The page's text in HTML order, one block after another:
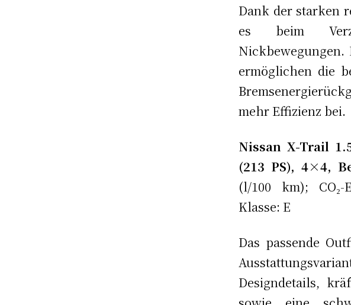
Dank der starken
es beim
ermöglichen die
mehr Effizienz bei.
Nissan X-Trail
(213 PS), 4×4,
(l/100 km); CO₂-
Klasse: E
Das passende
Designdetails,